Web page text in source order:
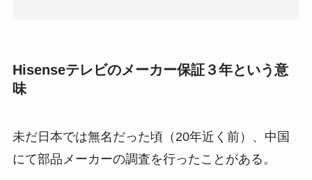
Hisenseテレビのメーカー保証３年という意
味
未だ日本では無名だった頃（20年近く前）、中国
にて部品メーカーの調査を行ったことがある。